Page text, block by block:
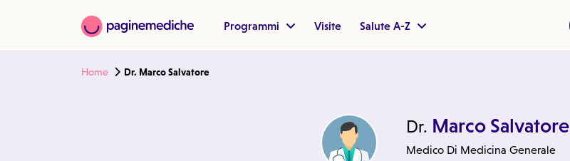
Programmi Visite Salute A-Z
Home Dr. Marco Salvatore
Dr. Marco Salvatore
Medico Di Medicina Generale